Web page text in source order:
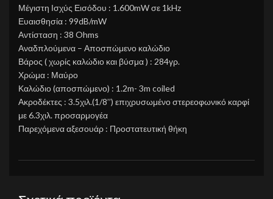
Μέγιστη Ισχύς Εισόδου : 1.600mW σε 1kHz
Ευαισθησία : 99dB/mW
Αντίσταση : 38 Ohms
Αναδπλούμενα – Αποσπώμενο καλώδιο
Βάρος ( χωρίς καλώδιο και βύσμα ) : 284γρ.
Χρώμα : Μαύρο
Καλώδιο (αποσπώμενο) : 1.2m- 3m coiled
Ακροδέκτες : 3.5χιλ.(1/8’’) επιχρυσωμένο στερεοφωνικό καρφί
με 6.3χιλ. προσαρμογέα
Παρεχόμενα αξεσουάρ : Προστατευτική θήκη